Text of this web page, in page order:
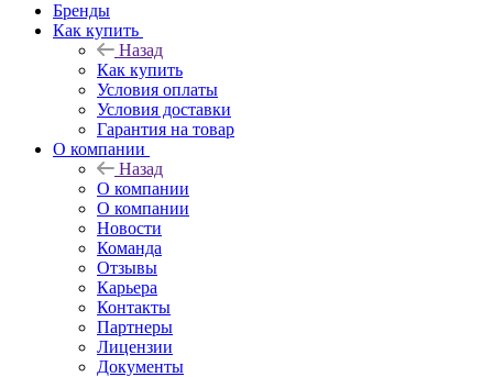
Бренды
Как купить
Назад
Как купить
Условия оплаты
Условия доставки
Гарантия на товар
О компании
Назад
О компании
О компании
Новости
Команда
Отзывы
Карьера
Контакты
Партнеры
Лицензии
Документы